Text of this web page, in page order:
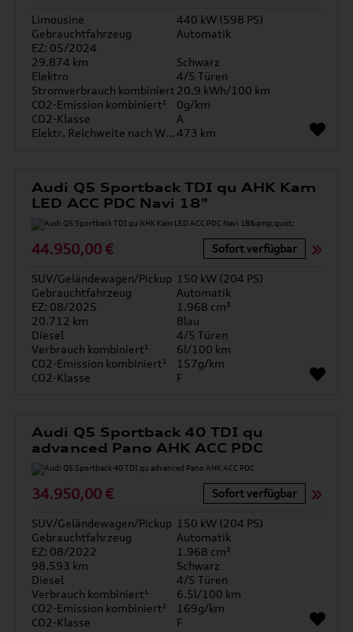
Limousine
440 kW (598 PS)
Gebrauchtfahrzeug
Automatik
EZ: 05/2024
29.874 km
Schwarz
Elektro
4/5 Türen
Stromverbrauch kombiniert20.9 kWh/100 km
CO2-Emission kombiniert¹
0g/km
CO2-Klasse
A
Elektr. Reichweite nach WLTP*473 km
Audi Q5 Sportback TDI qu AHK Kam
LED ACC PDC Navi 18"
44.950,00 € Sofort verfügbar
SUV/Geländewagen/Pickup 150 kW (204 PS)
Gebrauchtfahrzeug
Automatik
EZ: 08/2025
1.968 cm³
20.712 km
Blau
Diesel
4/5 Türen
Verbrauch kombiniert¹
6l/100 km
CO2-Emission kombiniert¹
157g/km
CO2-Klasse
F
Audi Q5 Sportback 40 TDI qu
advanced Pano AHK ACC PDC
34.950,00 € Sofort verfügbar
SUV/Geländewagen/Pickup 150 kW (204 PS)
Gebrauchtfahrzeug
Automatik
EZ: 08/2022
1.968 cm³
98.593 km
Schwarz
Diesel
4/5 Türen
Verbrauch kombiniert¹
6.5l/100 km
CO2-Emission kombiniert¹
169g/km
CO2-Klasse
F